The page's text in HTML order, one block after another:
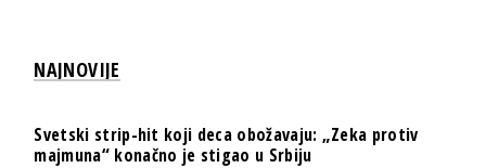
NAJNOVIJE
Svetski strip-hit koji deca obožavaju: „Zeka protiv
majmuna“ konačno je stigao u Srbiju